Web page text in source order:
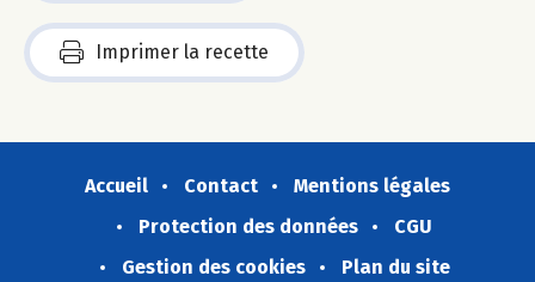
Imprimer la recette
Accueil Contact
Mentions légales
Protection des données
CGU
Gestion des cookies
Plan du site